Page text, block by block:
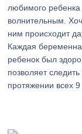
любимого
волнительным.
ним происходит
Каждая
ребенок был
позволяет
протяжении всех 9